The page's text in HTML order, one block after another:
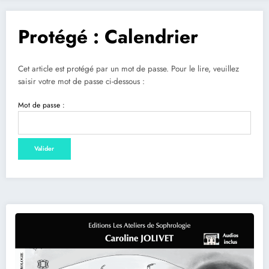
Protégé : Calendrier
Cet article est protégé par un mot de passe. Pour le lire, veuillez
saisir votre mot de passe ci-dessous :
Mot de passe :